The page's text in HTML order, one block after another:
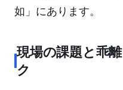
如」にあります。
現場の課題と乖
ク